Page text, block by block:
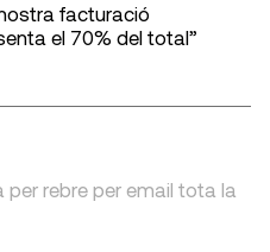
facturació
el 70% del total”
rebre per email tota la